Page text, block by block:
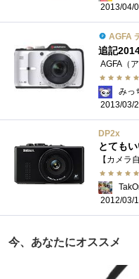
2013/04/
AGFA デ
みっ
2013/03/
DP2x
とても
2012/03/
今、あなたにオススメ